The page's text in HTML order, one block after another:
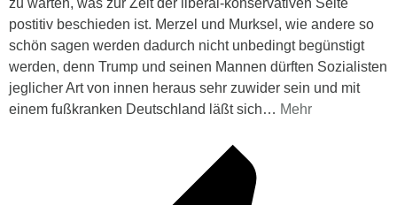
zu warten, was zur Zeit der liberal-konservativen Seite
postitiv beschieden ist. Merzel und Murksel, wie andere so
schön sagen werden dadurch nicht unbedingt begünstigt
werden, denn Trump und seinen Mannen dürften Sozialisten
jeglicher Art von innen heraus sehr zuwider sein und mit
einem fußkranken Deutschland läßt sich… Mehr